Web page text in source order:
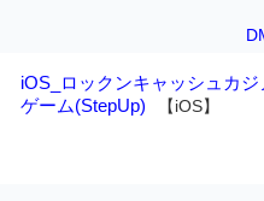
iOS_ロックンキャッシュカジ
ゲーム(StepUp)
【iOS】